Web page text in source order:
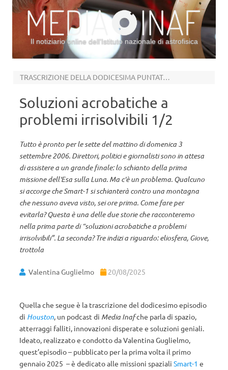
Il notiziario online dell’Istituto nazionale di astrofisica
TRASCRIZIONE DELLA DODICESIMA PUNTATA DI “HOUSTON”
Soluzioni acrobatiche a
problemi irrisolvibili 1/2
Tutto è pronto per le sette del mattino di domenica 3
settembre 2006. Direttori, politici e giornalisti sono in attesa
di assistere a un grande finale: lo schianto della prima
missione dell'Esa sulla Luna. Ma c'è un problema. Qualcuno
si accorge che Smart-1 si schianterà contro una montagna
che nessuno aveva visto, sei ore prima. Come fare per
evitarla? Questa è una delle due storie che racconteremo
nella prima parte di “soluzioni acrobatiche a problemi
irrisolvibili”. La seconda? Tre indizi a riguardo: eliosfera, Giove,
trottola
Valentina Guglielmo 20/08/2025
Quella che segue è la trascrizione del dodicesimo episodio
di Houston, un podcast di Media Inafche parla di spazio,
atterraggi falliti, innovazioni disperate e soluzioni geniali.
Ideato, realizzato e condotto da Valentina Guglielmo,
quest’episodio – pubblicato per la prima volta il primo
gennaio 2025 – è dedicato alle missioni spaziali Smart-1 e